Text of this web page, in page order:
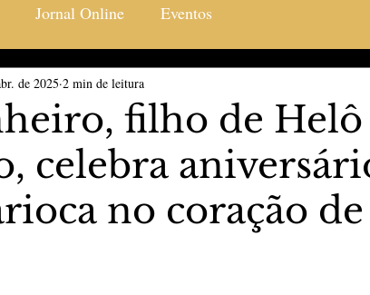
Jornal Online Eventos
& Estilos Saúde & Bem Estar
The Vip Club Business Marujo Carioca
& Lazer Carnaval São Paulo
filho de Helô
celebra
no coração de
de 2025 2 min de leitura
estrelas.